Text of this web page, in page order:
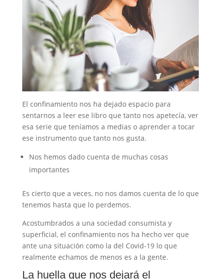
El confinamiento nos ha dejado espacio para
sentarnos a leer ese libro que tanto nos apetecía, ver
esa serie que teníamos a medias o aprender a tocar
ese instrumento que tanto nos gusta.
Nos hemos dado cuenta de muchas cosas
importantes
Es cierto que a veces, no nos damos cuenta de lo que
tenemos hasta que lo perdemos.
Acostumbrados a una sociedad consumista y
superficial, el confinamiento nos ha hecho ver que
ante una situación como la del Covid-19 lo que
realmente echamos de menos es a la gente.
La huella que nos dejará el